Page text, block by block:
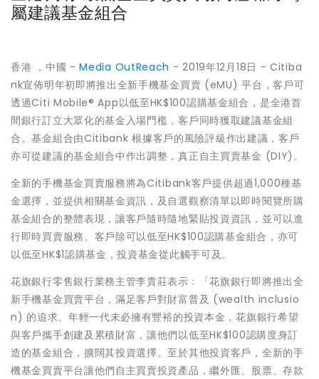
屬建議基金組合
香港 ，中國 -Media OutReach - 2019年12月18日 - Citiba
nk宣佈明年初即將推出全新手機基金買賣 (eMU) 平台，客戶可
透過Citi Mobile® App以低至HK$100認購基金組合，是全港首
間銀行訂立大眾化的基金入場門檻，客戶同時獲取建議基金組
合。基金組合由Citibank 根據客戶的風險評級作出建議，客戶
亦可從建議的基金組合中作出調整，真正自主買賣基金 (DIY)。
全新的手機基金買賣服務將為Citibank客戶提供超過1,000種基
金選擇，並提供相關基金資訊，及自選觀察清單以即時閱覽所購
基金組合的整體表現，讓客戶隨時隨地緊貼投資資訊，並可以進
行即時買賣服務。客戶除可以低至HK$100認購基金組合，亦可
以低至HK$1認購基金，投資基金從此觸手可及。
花旗銀行零售銀行業務主管李貴莊表示﹕「花旗銀行即將推出全
新手機基金買賣平台，滿足客戶對財富普及 (wealth inclusio
n) 的追求。年輕一代未必擁有豐裕的投資本金，花旗銀行希望
與客戶攜手創建及累積財富，讓他們以低至HK$100認購度身訂
造的基金組合，擴闊其投資選擇。至於其他投資客戶，全新的手
機基金買賣平台讓他們自主買賣投資產品，繼外匯、股票、存款